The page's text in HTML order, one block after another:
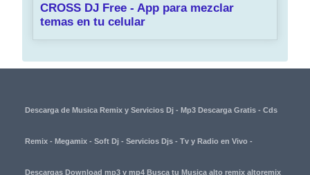
CROSS DJ Free - App para mezclar
temas en tu celular
Descarga de Musica Remix y Servicios Dj - Mp3 Descarga Gratis - Cds
Remix - Megamix - Soft Dj - Servicios Djs - Tv y Radio en Vivo -
Descargas Download mp3 y mp4 Busca tu Musica alto remix altoremix